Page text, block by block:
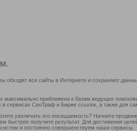
обходят все сайты в Интернете и сохраняют
максимально приближена к базам ведущих
сервисах СеоТраф и Бирже ссылок, а также для
увеличить его посещаемость? Начните
быстрее получите результат. Для достижения
и постоянно совершенствуем наши сервисы.